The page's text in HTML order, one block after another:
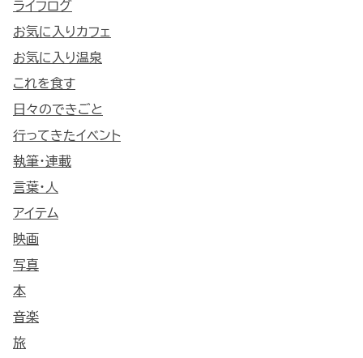
ライフログ
お気に入りカフェ
お気に入り温泉
これを食す
日々のできごと
行ってきたイベント
執筆・連載
言葉・人
アイテム
映画
写真
本
音楽
旅